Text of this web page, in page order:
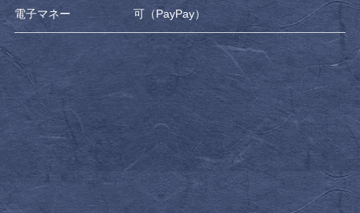
電子マネー 可（PayPay）